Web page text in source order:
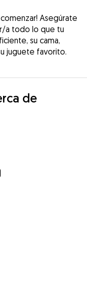
Asegúrate
a todo lo que tu
su cama,
juguete favorito.
de